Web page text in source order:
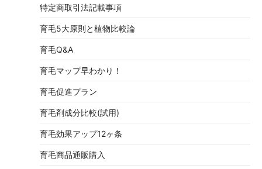
特定商取引法記載事項
育毛5大原則と植物比較論
育毛Q&A
育毛マップ早わかり！
育毛促進プラン
育毛剤成分比較(試用)
育毛効果アップ12ヶ条
育毛商品通販購入